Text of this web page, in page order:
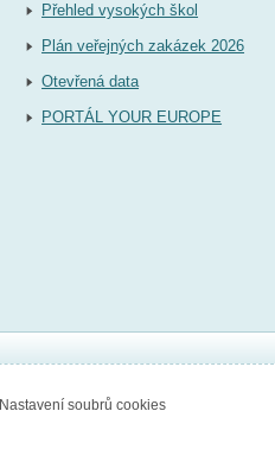
Přehled vysokých škol
Plán veřejných zakázek 2026
Otevřená data
PORTÁL YOUR EUROPE
Nastavení soubrů cookies